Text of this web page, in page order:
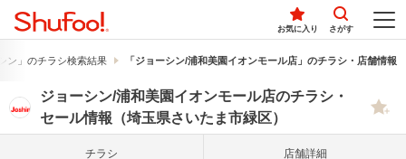
お気に入り さがす
ン」のチラシ検索結果 「ジョーシン/浦和美園イオンモール店」のチラシ・店舗情報
ジョーシン/浦和美園イオンモール店のチラシ・
セール情報（埼玉県さいたま市緑区）
チラシ 店舗詳細